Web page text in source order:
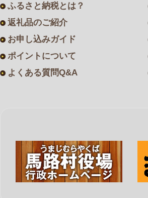
ふるさと納税とは？
返礼品のご紹介
お申し込みガイド
ポイントについて
よくある質問Q&A